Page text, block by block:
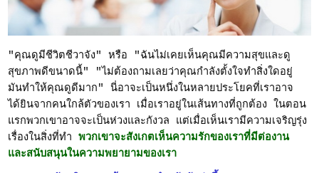
"คุณดูมีชีวิตชีวาจัง" หรือ "ฉันไม่เคยเห็นคุณมีความสุขและดู
สุขภาพดีขนาดนี้" "ไม่ต้องถามเลยว่าคุณกำลังตั้งใจทำสิ่งใดอยู่
มันทำให้คุณดูดีมาก" นี่อาจะเป็นหนึ่งในหลายประโยคที่เราอาจ
ได้ยินจากคนใกล้ตัวของเรา เมื่อเราอยู่ในเส้นทางที่ถูกต้อง ในตอน
แรกพวกเขาอาจจะเป็นห่วงและกังวล แต่เมื่อเห็นเรามีความเจริญรุ่ง
เรื่องในสิ่งที่ทำพวกเขาจะสังเกตเห็นความรักของเราที่มีต่องาน
และสนับสนุนในความพยายามของเรา